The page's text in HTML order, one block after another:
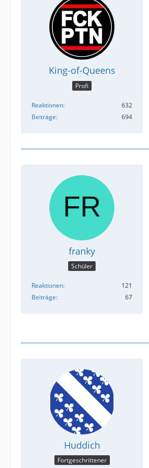
King-of-Queens
Profi
Reaktionen
632
Beiträge
694
franky
Schüler
Reaktionen
121
Beiträge
67
Huddich
Fortgeschrittener